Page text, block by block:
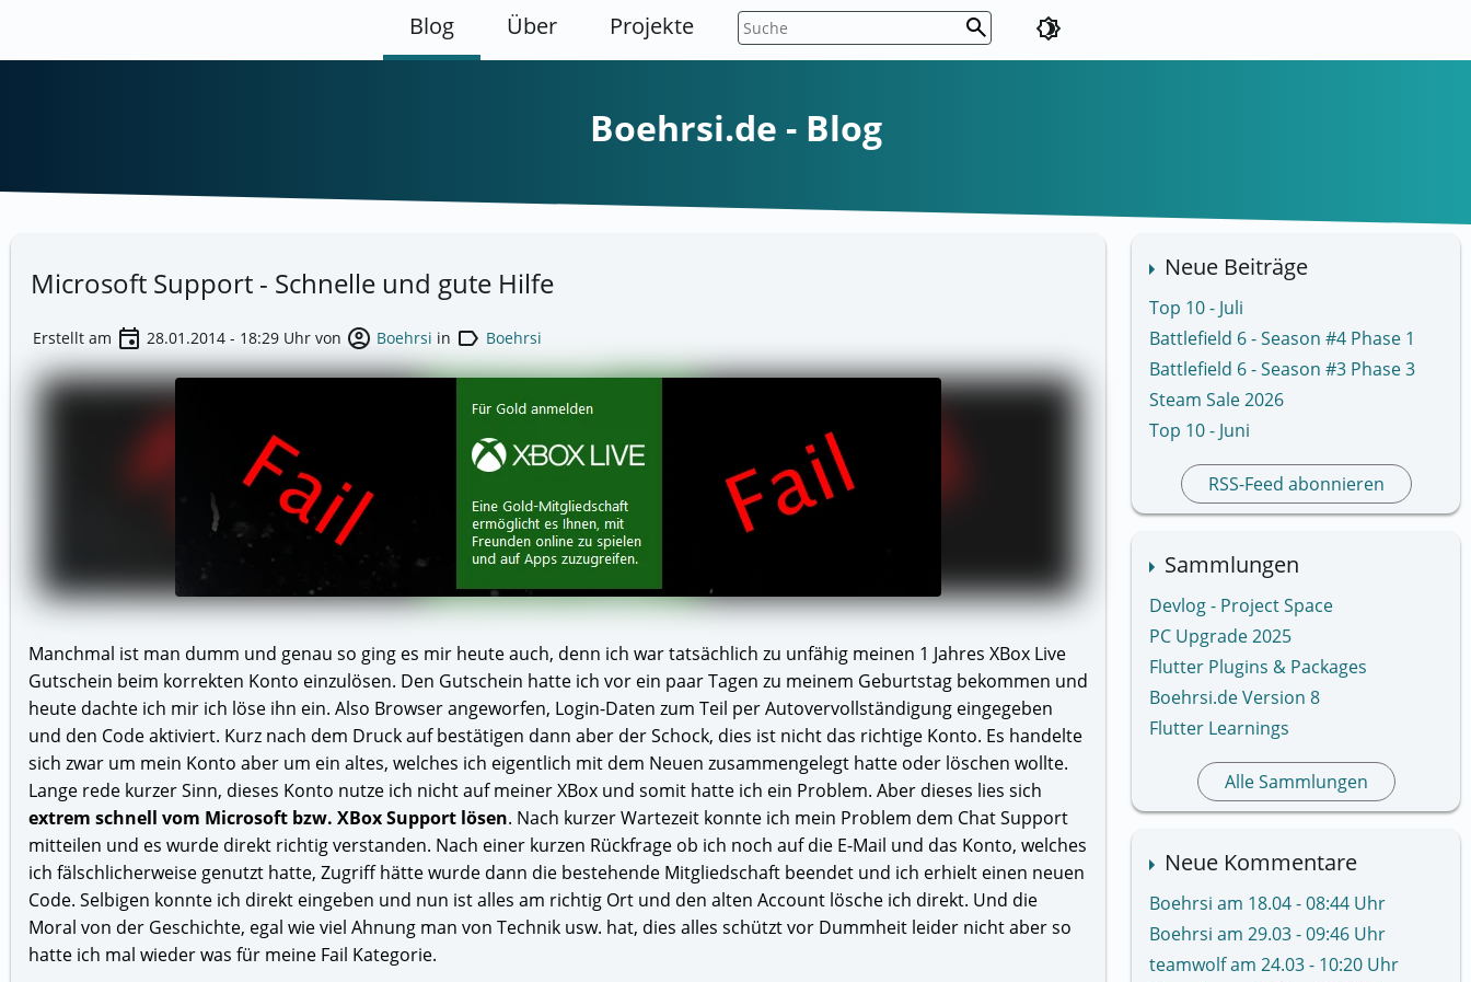
Blog Über Projekte search brightness_4
Boehrsi.de - Blog
Neue Beiträge
Top 10 - Juli
Battlefield 6 - Season #4 Phase 1
Battlefield 6 - Season #3 Phase 3
Steam Sale 2026
Top 10 - Juni
RSS-Feed abonnieren
Sammlungen
Devlog - Project Space
PC Upgrade 2025
Flutter Plugins & Packages
Boehrsi.de Version 8
Flutter Learnings
Alle Sammlungen
Neue Kommentare
Boehrsi am 18.04 - 08:44 Uhr
Boehrsi am 29.03 - 09:46 Uhr
teamwolf am 24.03 - 10:20 Uhr
Microsoft Support - Schnelle und gute Hilfe
Erstellt am event 28.01.2014 - 18:29 Uhr von account_circle Boehrsi in label Boehrsi
Manchmal ist man dumm und genau so ging es mir heute auch, denn ich war tatsächlich zu unfähig meinen 1 Jahres XBox Live
Gutschein beim korrekten Konto einzulösen. Den Gutschein hatte ich vor ein paar Tagen zu meinem Geburtstag bekommen und
heute dachte ich mir ich löse ihn ein. Also Browser angeworfen, Login-Daten zum Teil per Autovervollständigung eingegeben
und den Code aktiviert. Kurz nach dem Druck auf bestätigen dann aber der Schock, dies ist nicht das richtige Konto. Es handelte
sich zwar um mein Konto aber um ein altes, welches ich eigentlich mit dem Neuen zusammengelegt hatte oder löschen wollte.
Lange rede kurzer Sinn, dieses Konto nutze ich nicht auf meiner XBox und somit hatte ich ein Problem. Aber dieses lies sich
extrem schnell vom Microsoft bzw. XBox Support lösen. Nach kurzer Wartezeit konnte ich mein Problem dem Chat Support
mitteilen und es wurde direkt richtig verstanden. Nach einer kurzen Rückfrage ob ich noch auf die E-Mail und das Konto, welches
ich fälschlicherweise genutzt hatte, Zugriff hätte wurde dann die bestehende Mitgliedschaft beendet und ich erhielt einen neuen
Code. Selbigen konnte ich direkt eingeben und nun ist alles am richtig Ort und den alten Account lösche ich direkt. Und die
Moral von der Geschichte, egal wie viel Ahnung man von Technik usw. hat, dies alles schützt vor Dummheit leider nicht aber so
hatte ich mal wieder was für meine Fail Kategorie.